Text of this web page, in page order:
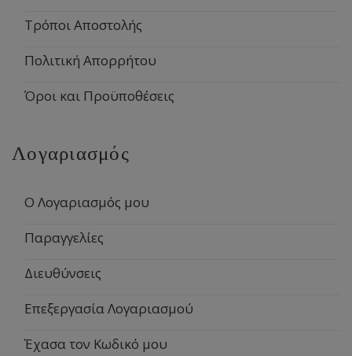
Τρόποι Αποστολής
Πολιτική Απορρήτου
Όροι και Προϋποθέσεις
Λογαριασμός
Ο Λογαριασμός μου
Παραγγελίες
Διευθύνσεις
Επεξεργασία Λογαριασμού
Έχασα τον Κωδικό μου